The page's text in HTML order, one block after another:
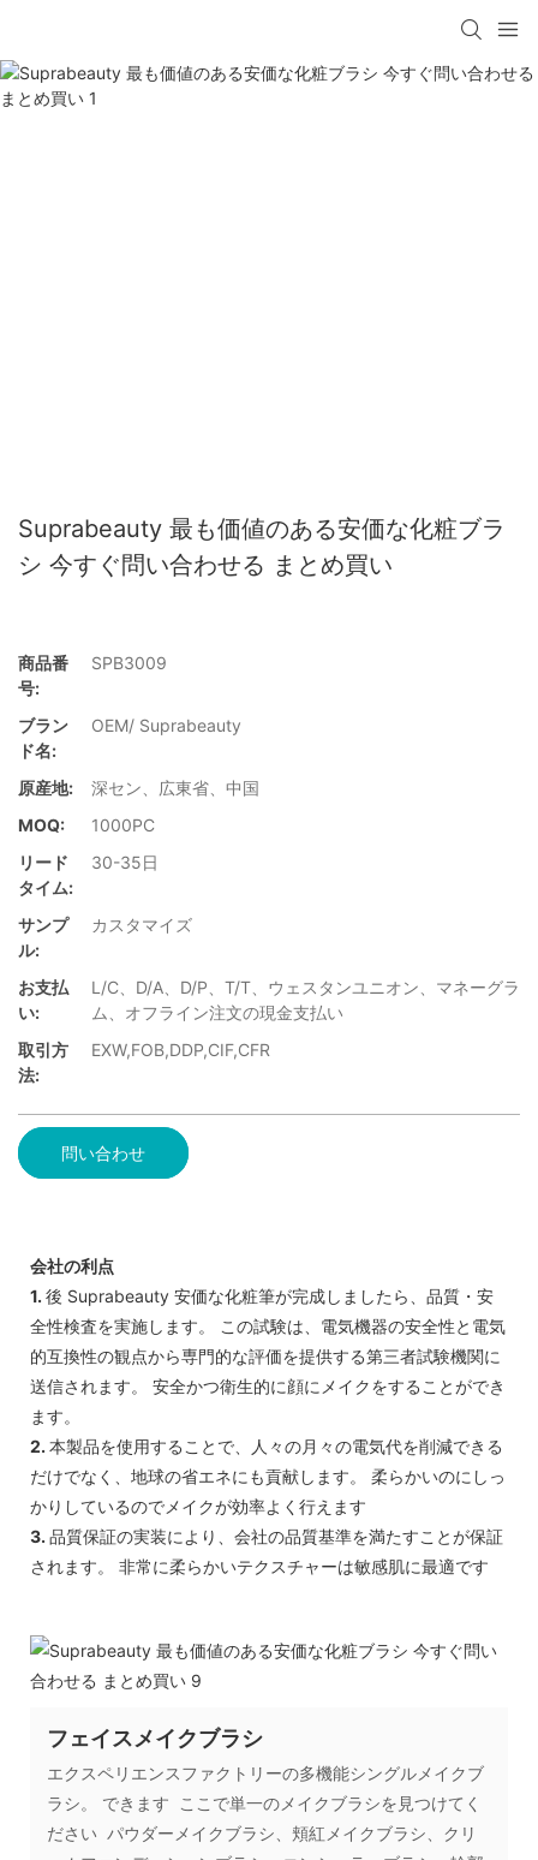
Suprabeauty 最も価値のある安価な化粧ブラ
シ 今すぐ問い合わせる まとめ買い
商品番
号:
SPB3009
ブラン
ド名:
OEM/ Suprabeauty
原産地:
深セン、広東省、中国
MOQ:
1000PC
リード
タイム:
30-35日
サンプ
ル:
カスタマイズ
お支払
い:
L/C、D/A、D/P、T/T、ウェスタンユニオン、マネーグラ
ム、オフライン注文の現金支払い
取引方
法:
EXW,FOB,DDP,CIF,CFR
問い合わせ
会社の利点
1. 後 Suprabeauty 安価な化粧筆が完成しましたら、品質・安
全性検査を実施します。 この試験は、電気機器の安全性と電気
的互換性の観点から専門的な評価を提供する第三者試験機関に
送信されます。 安全かつ衛生的に顔にメイクをすることができ
ます。
2. 本製品を使用することで、人々の月々の電気代を削減できる
だけでなく、地球の省エネにも貢献します。 柔らかいのにしっ
かりしているのでメイクが効率よく行えます
3. 品質保証の実装により、会社の品質基準を満たすことが保証
されます。 非常に柔らかいテクスチャーは敏感肌に最適です
フェイスメイクブラシ
エクスペリエンスファクトリーの多機能シングルメイクブ
ラシ。 できます ここで単一のメイクブラシを見つけてく
ださい パウダーメイクブラシ、頬紅メイクブラシ、クリ